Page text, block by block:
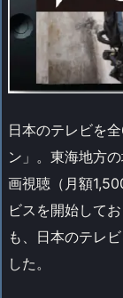
日本のテレビを
ン」。東海地方
画視聴（月額
ビスを開始して
も、日本のテレ
した。